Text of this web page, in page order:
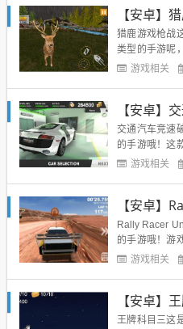
哦，超多的玩
验，让你尽情
【安卓】
猎鹿游戏枪战
类型的手游呢
冒险等你来体
其中，还有很
的体验其中的
游戏相关
交通汽车竞速
的手游哦！这
的玩法让你享
酷的车辆让
看，让你免费
游戏相关
Rally Racer
的手游哦！游
炫酷的赛车车
的模式，等你
里面...
游戏相关
【安卓】
王牌科目三这